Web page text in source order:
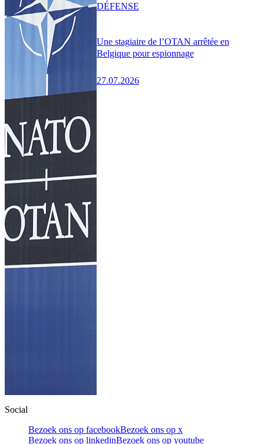
Une stagiaire de l’OTAN arrêtée en
Belgique pour espionnage
27.07.2026
DÉFENSE
Social
Bezoek ons op facebookBezoek ons op x
Bezoek ons op linkedinBezoek ons op youtube